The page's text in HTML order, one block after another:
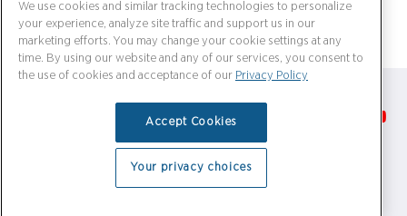
Privacy Policy
©2026 ChargePoint, Inc. All rights reserved.
We use cookies and similar tracking technologies to personalize
your experience, analyze site traffic and support us in our
marketing efforts. You may change your cookie settings at any
time. By using our website and any of our services, you consent to
the use of cookies and acceptance of our Privacy Policy
Accept Cookies
Your privacy choices